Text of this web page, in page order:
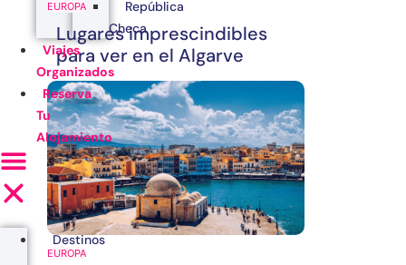
EUROPA
Lugares imprescindibles
para ver en el Algarve
EUROPA
República
Checa
Viajes
Organizados
Reserva
Tu
Alojamiento
Destinos